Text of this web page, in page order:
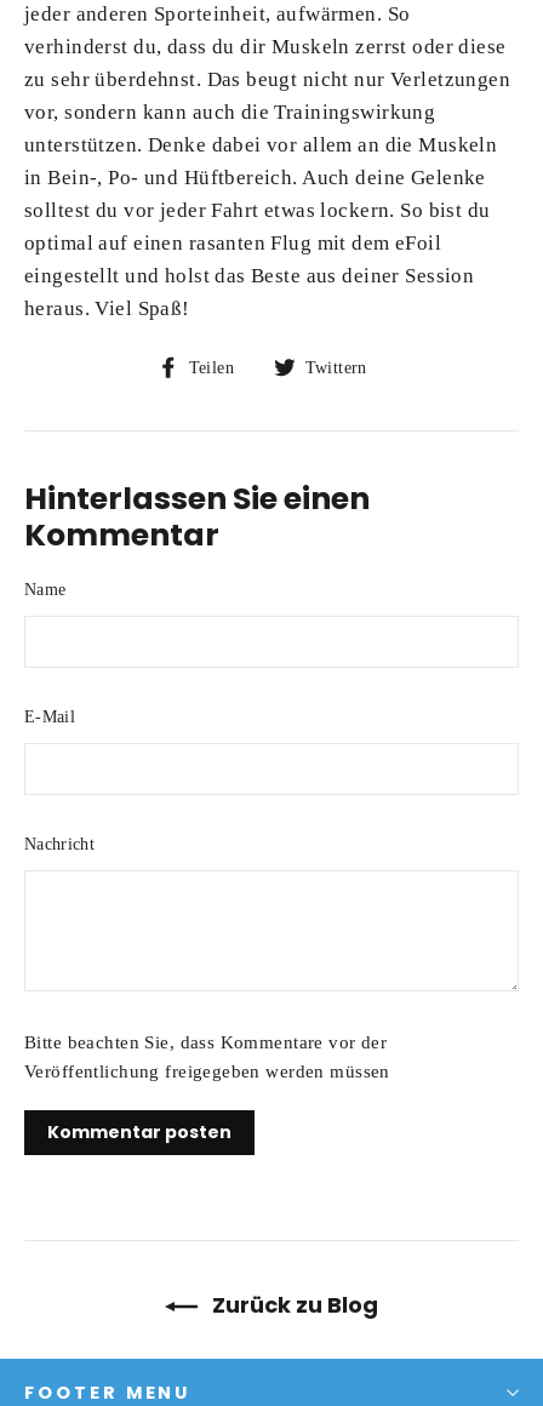
jeder anderen Sporteinheit, aufwärmen. So
verhinderst du, dass du dir Muskeln zerrst oder diese
zu sehr überdehnst. Das beugt nicht nur Verletzungen
vor, sondern kann auch die Trainingswirkung
unterstützen. Denke dabei vor allem an die Muskeln
in Bein-, Po- und Hüftbereich. Auch deine Gelenke
solltest du vor jeder Fahrt etwas lockern. So bist du
optimal auf einen rasanten Flug mit dem eFoil
eingestellt und holst das Beste aus deiner Session
heraus. Viel Spaß!
Teilen
Auf
teilen
Twittern
twittern
Hinterlassen Sie einen
Kommentar
Name
E-Mail
Nachricht
Bitte beachten Sie, dass Kommentare vor der
Veröffentlichung freigegeben werden müssen
Zurück zu Blog
FOOTER MENU